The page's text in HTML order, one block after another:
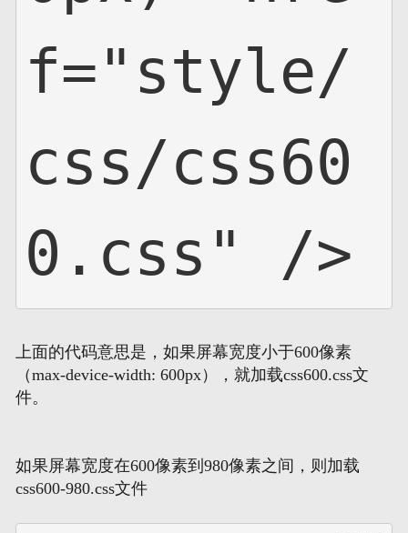
f="style/
css/css60
0.css" />
上面的代码意思是，如果屏幕宽度小于600像素
（max-device-width: 600px），就加载css600.css文
件。
如果屏幕宽度在600像素到980像素之间，则加载
css600-980.css文件